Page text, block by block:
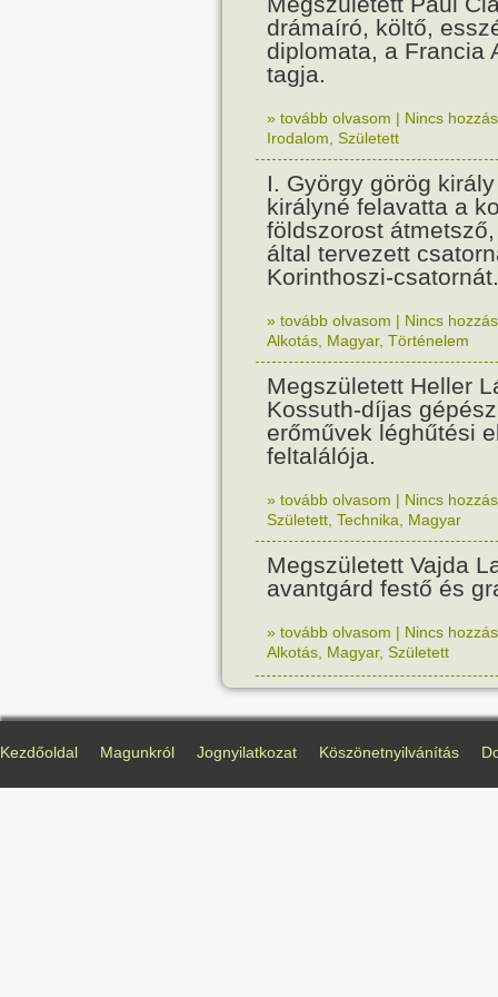
drámaíró, költő,
diplomata, a Francia
tagja.
» tovább olvasom | Nincs
Irodalom Született
I. György görög
királyné felavatta a
földszorost
által tervezett
Korinthoszi-csatornát.
» tovább olvasom | Nincs
Alkotás Magyar, Történelem
Megszületett Heller
Kossuth-díjas
erőművek léghűtési
feltalálója.
» tovább olvasom | Nincs
Született Technika Magyar
Megszületett Vajda
avantgárd festő és
» tovább olvasom | Nincs
Alkotás Magyar, Született
Kezdőoldal Magunkról Jognyilatkozat Köszönetnyilvánítás